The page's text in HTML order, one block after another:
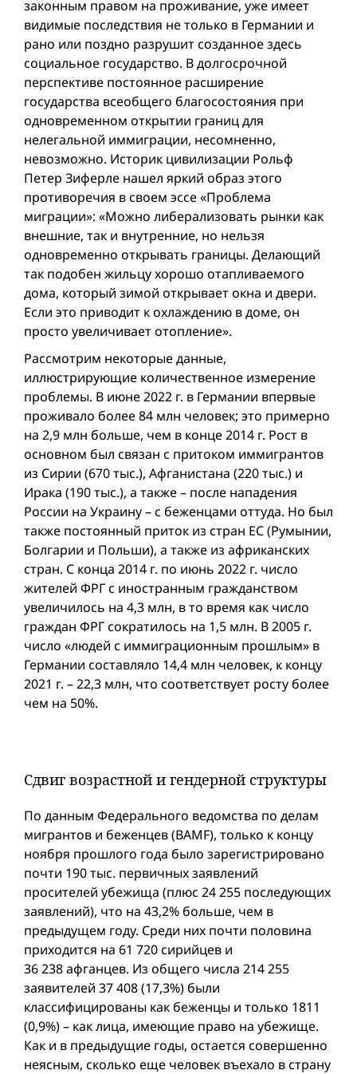
законным правoм на проживание, уже имеет
видимые последствия не только в Германии и
рано или поздно разрушит созданное здесь
социальное государство. В долгосрочной
перспективе постоянное расширение
государства всеобщего благосостояния при
одновременном открытии границ для
нелегальной иммиграции, несомненно,
невозможно. Историк цивилизации Рольф
Петер Зиферле нашел яркий образ этого
противоречия в своем эссе «Проблема
миграции»: «Можно либерализовать рынки как
внешние, так и внутренние, но нельзя
одновременно открывать границы. Делающий
так подобен жильцу хорошо отапливаемого
дома, который зимой открывает окна и двери.
Если это приводит к охлаждению в доме, он
просто увеличивает отопление».
Рассмотрим некоторые данные,
иллюстрирующие количественное измерение
проблемы. В июне 2022 г. в Германии впервые
проживало более 84 млн человек; это примерно
на 2,9 млн больше, чем в конце 2014 г. Pост в
основном был связан с притоком иммигрантов
из Сирии (670 тыс.), Афганистана (220 тыс.) и
Ирака (190 тыс.), а также – после нападения
России на Украину – с беженцами оттуда. Но был
также постоянный приток из стран ЕС (Румынии,
Болгарии и Польши), а также из африканских
стран. С конца 2014 г. по июнь 2022 г. число
жителей ФРГ с иностранным гражданством
увеличилось на 4,3 млн, в то время как число
граждан ФРГ сократилось на 1,5 млн. В 2005 г.
число «людей с иммиграционным прошлым» в
Германии составляло 14,4 млн человек, к концу
2021 г. – 22,3 млн, что соответствует росту более
чем на 50%.
Сдвиг возрастной и гендерной структуры
По данным Федерального ведомства по делам
мигрантов и беженцев (BAMF), только к концу
ноября прошлого года было зарегистрировано
почти 190 тыс. первичных заявлений
просителей убежища (плюс 24 255 последующих
заявлений), что на 43,2% больше, чем в
предыдущем году. Среди них почти половина
приходится на 61 720 сирийцев и
36 238 афганцев. Из общего числа 214 255
заявителей 37 408 (17,3%) были
классифицированы как беженцы и только 1811
(0,9%) – как лица, имеющие право на убежище.
Как и в предыдущие годы, остается совершенно
неясным, сколько еще человек въехало в страну